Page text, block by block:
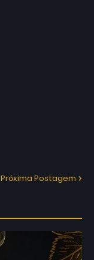
Próxima Postagem